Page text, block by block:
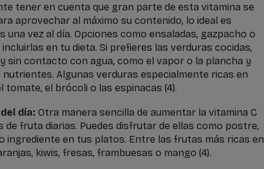
tener en cuenta que gran parte de esta vitamina se
aprovechar al máximo su contenido, lo ideal es
una vez al día. Opciones como ensaladas, gazpacho o
en tu dieta. Si prefieres las verduras cocidas,
sin contacto con agua, como el vapor o la plancha y
nutrientes. Algunas verduras especialmente ricas en
tomate, el brócoli o las espinacas (4).
día: Otra manera sencilla de aumentar la vitamina C
de fruta diarias. Puedes disfrutar de ellas como postre,
ingrediente en tus platos. Entre las frutas más ricas en
kiwis, fresas, frambuesas o mango (4).